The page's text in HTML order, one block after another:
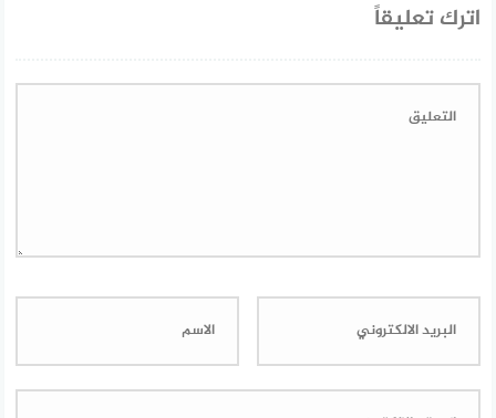
اترك تعليقاً